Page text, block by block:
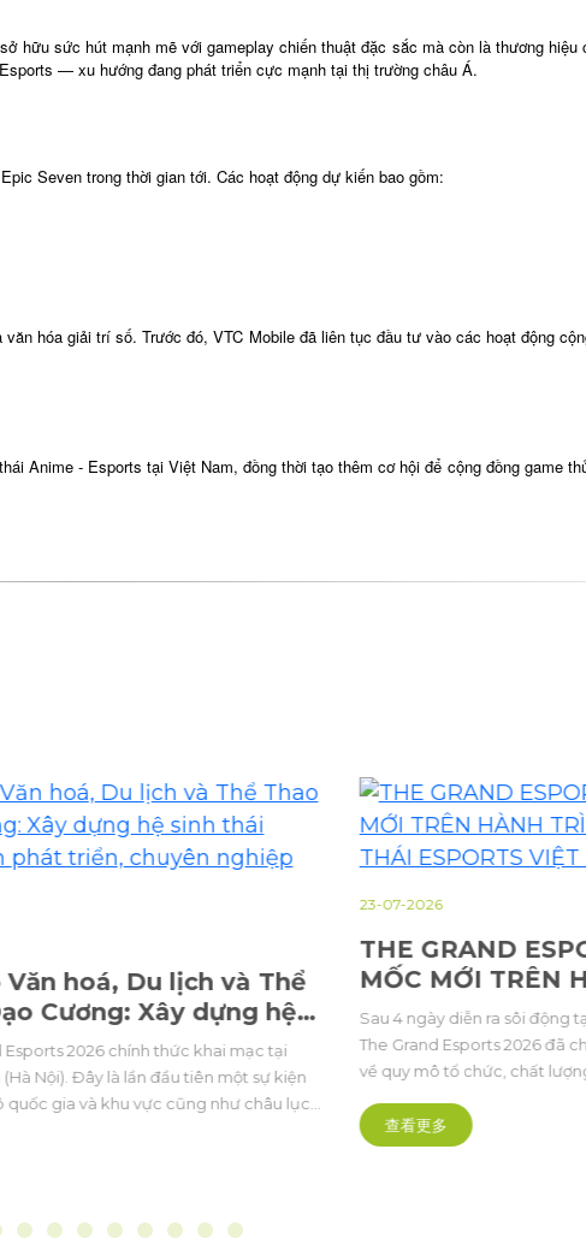
hữu sức hút mạnh mẽ với gameplay chiến thuật đặc sắc mà còn là thương hiệu
— xu hướng đang phát triển cực mạnh tại thị trường châu Á.
Seven trong thời gian tới. Các hoạt động dự kiến bao gồm:
hóa giải trí số. Trước đó, VTC Mobile đã liên tục đầu tư vào các hoạt động
Anime - Esports tại Việt Nam, đồng thời tạo thêm cơ hội để cộng đồng game
hoá, Du lịch và Thể
Cương: Xây dựng hệ
Việt Nam phát triển,
và bền vững
Esports 2026 chính thức khai mạc tại
Nội). Đây là lần đầu tiên một sự kiện
gia và khu vực cũng như châu lục,
sâu sắc.
23-07-2026
THE GRAND
MỐC MỚI TRÊN
TẠO HỆ SINH
Sau 4 ngày diễn ra sôi động
The Grand Esports 2026 đã
về quy mô tổ chức, chất
查看更多